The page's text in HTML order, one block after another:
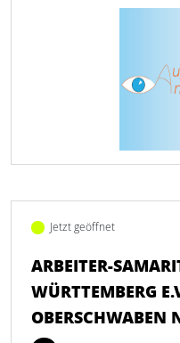
Jetzt geöffnet
ARBEITER-
WÜRTTEMBERG
OBERSCHWABEN